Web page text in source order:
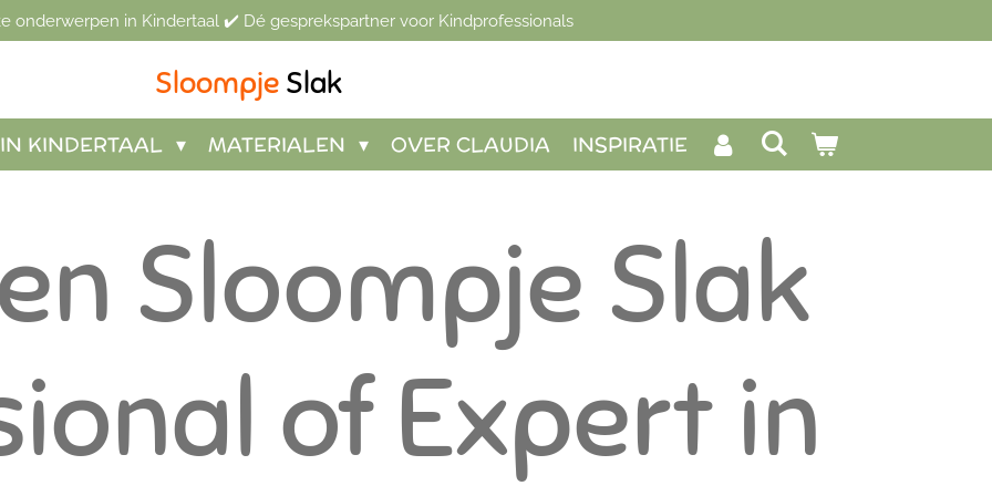
onderwerpen in Kindertaal ✔️ Dé gesprekspartner voor Kindprofessionals
Sloompje Slak
KINDERTAAL MATERIALEN OVER CLAUDIA INSPIRATIE
Sloompje Slak
of Expert in